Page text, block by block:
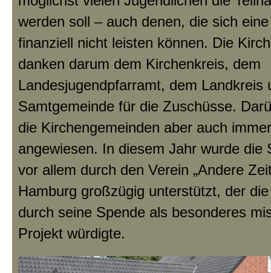
werden soll – auch denen, die sich
finanziell nicht leisten können. Die
danken darum dem Kirchenkreis, dem
Landesjugendpfarramt, dem Landkreis
Samtgemeinde für die Zuschüsse.
die Kirchengemeinden aber auch
angewiesen. In diesem Jahr wurde die
vor allem durch den Verein „Andere
Hamburg großzügig unterstützt, der
durch seine Spende als besonderes
Projekt würdigte.